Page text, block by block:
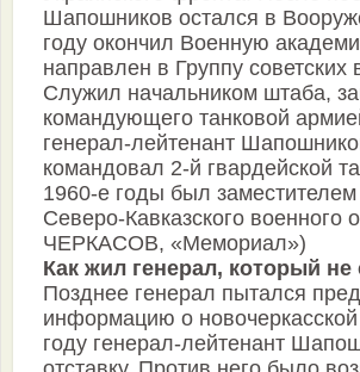
Шапошников остался в
году окончил Военную
направлен в Группу советских
Служил начальником штаба,
командующего танковой
генерал-лейтенант
командовал 2-й гвардейской
1960-е годы был
Северо-Кавказского
ЧЕРКАСОВ, «Мемориал»)
Как жил генерал, который не
Позднее генерал пытался
информацию о
году генерал-лейтенант